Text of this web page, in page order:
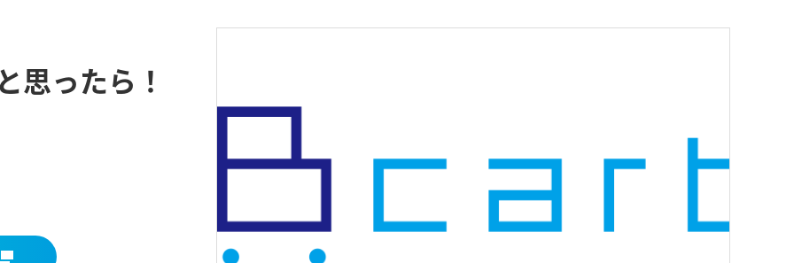
思ったら！